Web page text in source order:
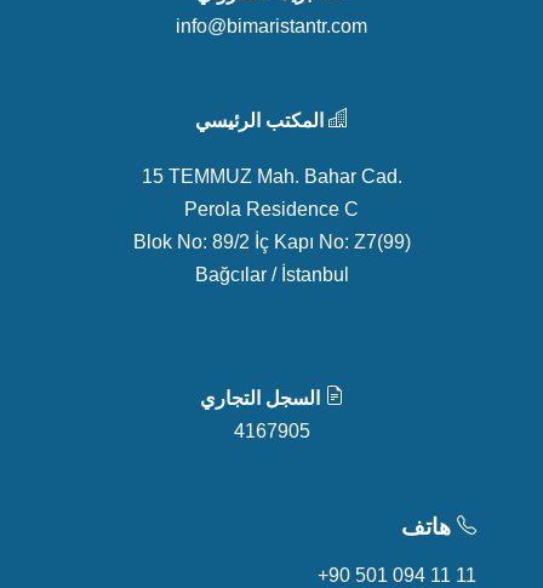
info@bimaristantr.com
المكتب الرئيسي
15 TEMMUZ Mah. Bahar Cad.
Perola Residence C
Blok No: 89/2 İç Kapı No: Z7(99)
Bağcılar / İstanbul
السجل التجاري
4167905
هاتف
+90 501 094 11 11